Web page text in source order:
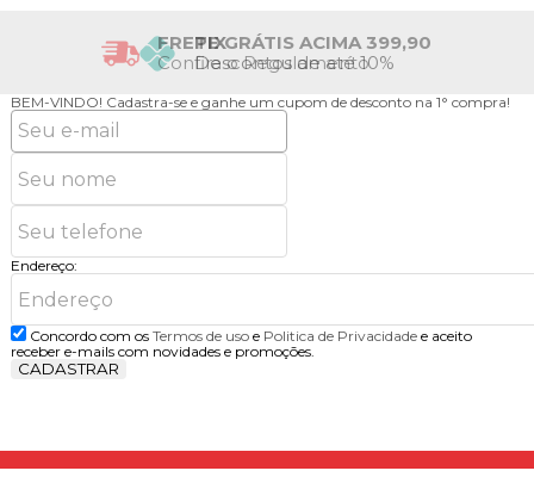
FRETE GRÁTIS ACIMA 399,90
Confira o Regulamento
BEM-VINDO! Cadastra-se e ganhe um cupom de desconto na 1° compra!
Endereço:
Concordo com os Termos de usoe Politica de Privacidadee aceito
receber e-mails com novidades e promoções.
CADASTRAR